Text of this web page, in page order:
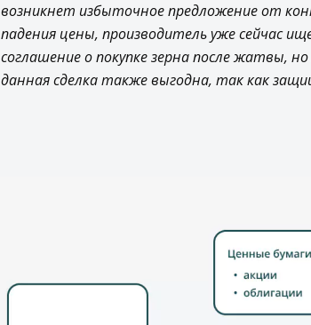
возникнет избыточное предложение от
падения цены, производитель уже сейчас
соглашение о покупке зерна после жатвы,
данная сделка также выгодна, так как